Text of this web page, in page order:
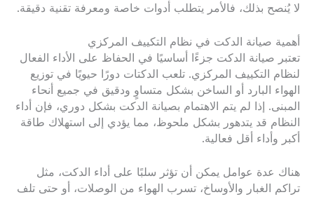
لا يُنصح بذلك، فالأمر يتطلب أدوات خاصة ومعرفة تقنية دقيقة.
أهمية صيانة الدكت في نظام التكييف المركزي
تعتبر صيانة الدكت جزءًا أساسيًا في الحفاظ على الأداء الفعال
لنظام التكييف المركزي. تلعب الدكتات دورًا حيويًا في توزيع
الهواء البارد أو الساخن بشكل متساوٍ ودقيق في جميع أنحاء
المبنى. إذا لم يتم الاهتمام بصيانة الدكت بشكل دوري، فإن أداء
النظام قد يتدهور بشكل ملحوظ، مما يؤدي إلى استهلاك طاقة
أكبر وأداء أقل فعالية.
هناك عدة عوامل يمكن أن تؤثر سلبًا على أداء الدكت، مثل
تراكم الغبار والأوساخ، تسرب الهواء من الوصلات، أو حتى تلف